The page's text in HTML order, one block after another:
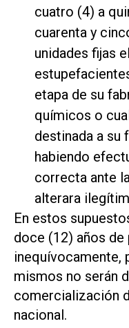
cuatro (4) a
cuarenta y
unidades fijas
etapa de su
químicos o
destinada a su
habiendo
correcta ante
alterara
En estos
doce (12) años
inequívocamente,
mismos no serán
comercialización
nacional.